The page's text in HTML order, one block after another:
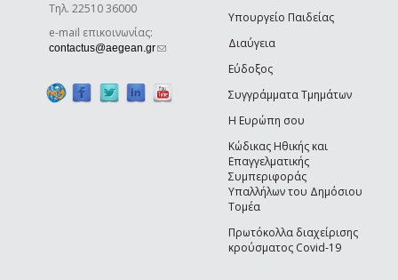
Τηλ. 22510 36000
e-mail επικοινωνίας:
contactus@aegean.gr(link sends e-mail)
Υπουργείο Παιδείας
Διαύγεια
Εύδοξος
Συγγράμματα Τμημάτων
Η Ευρώπη σου
Κώδικας Ηθικής και
Επαγγελματικής
Συμπεριφοράς
Υπαλλήλων του Δημόσιου
Τομέα
Πρωτόκολλα διαχείρισης
κρούσματος Covid-19